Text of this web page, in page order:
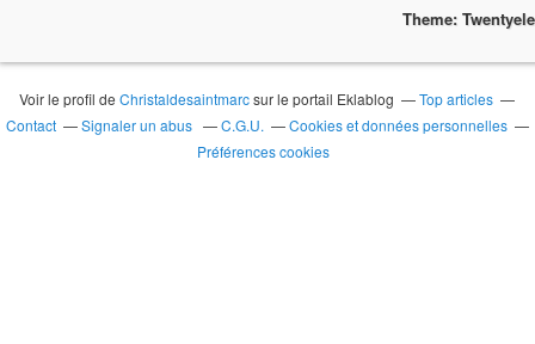
Theme:
Voir le profil deChristaldesaintmarcsur le portail Eklablog
Top articles
Contact
Signaler un abus C.G.U.
Cookies et données personnelles
Préférences cookies